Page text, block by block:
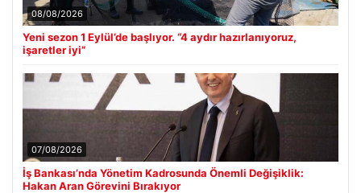
08/08/2026
Yeni sezon 1 Eylül’de başlıyor. “4 aydır hazırlanıyoruz,
işaretler iyi”
07/08/2026
İş Bankası’nda Yönetim Kadrosunda Önemli Değişiklik:
Hakan Aran Görevini Bırakıyor